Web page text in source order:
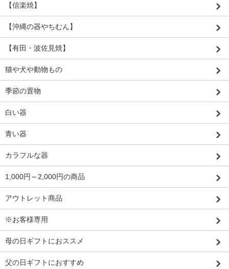
【信楽焼】
【沖縄の器やちむん】
【有田・波佐見焼】
猫や犬や動物もの
季節の置物
白い器
青い器
カラフルな器
1,000円～2,000円の商品
アウトレット商品
※お客様専用
母の日ギフトにおススメ
父の日ギフトにおすすめ